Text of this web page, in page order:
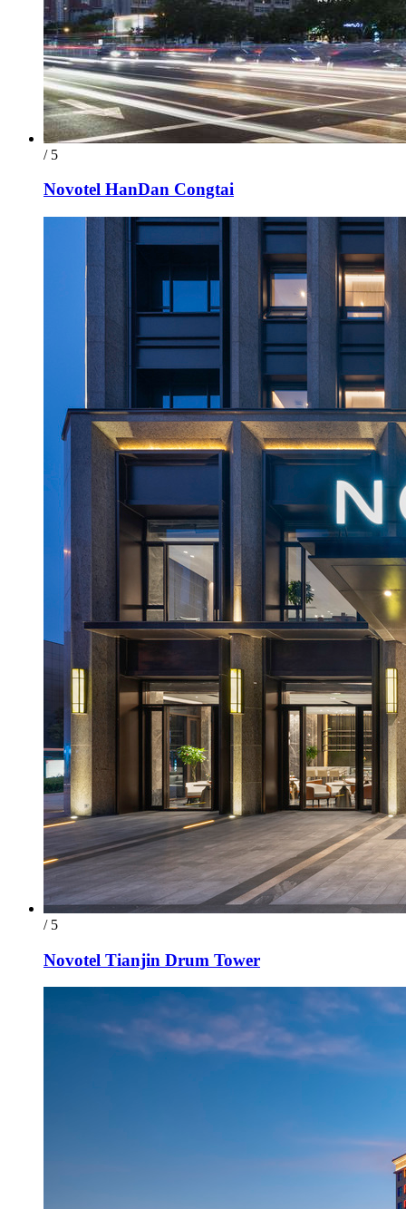
/ 5
Novotel HanDan Congtai
/ 5
Novotel Tianjin Drum Tower